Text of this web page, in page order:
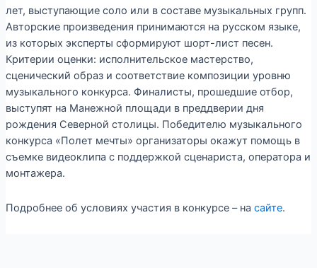
лет, выступающие соло или в составе музыкальных групп.
Авторские произведения принимаются на русском языке,
из которых эксперты сформируют шорт-лист песен.
Критерии оценки: исполнительское мастерство,
сценический образ и соответствие композиции уровню
музыкального конкурса. Финалисты, прошедшие отбор,
выступят на Манежной площади в преддверии дня
рождения Северной столицы. Победителю музыкального
конкурса «Полет мечты» организаторы окажут помощь в
съемке видеоклипа с поддержкой сценариста, оператора и
монтажера.
Подробнее об условиях участия в конкурсе – на сайте.